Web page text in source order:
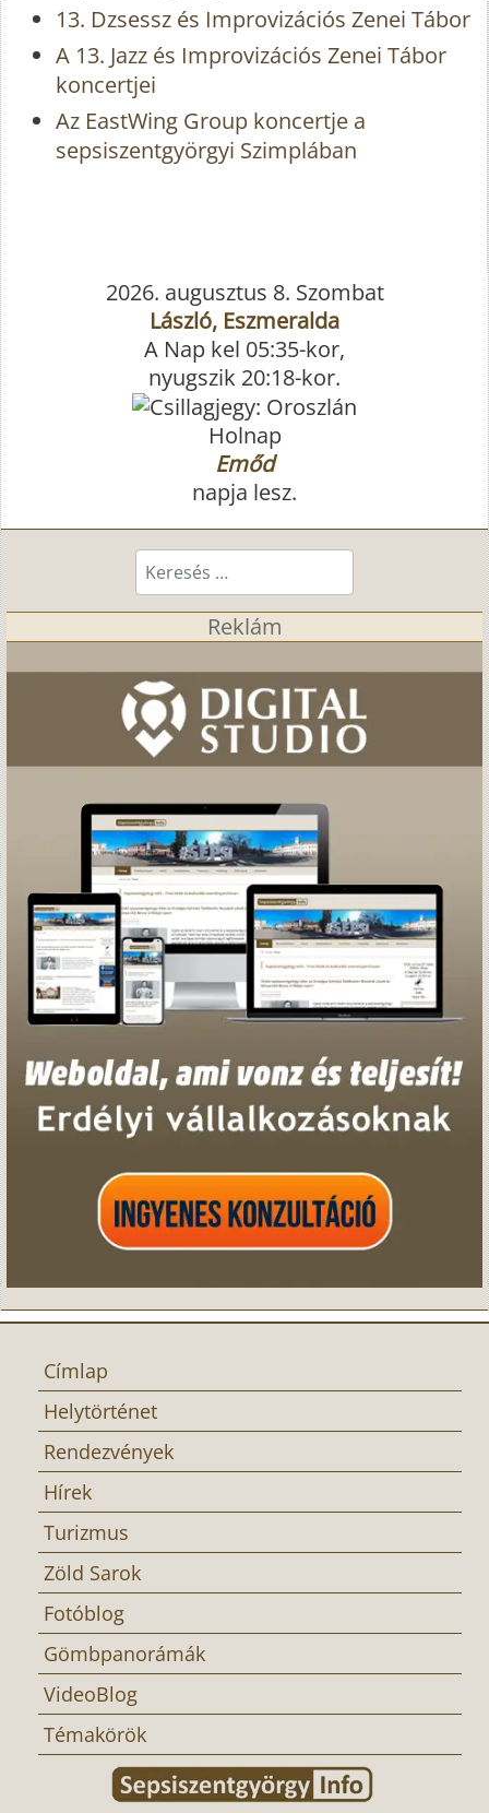
13. Dzsessz és Improvizációs Zenei Tábor
A 13. Jazz és Improvizációs Zenei Tábor
koncertjei
Az EastWing Group koncertje a
sepsiszentgyörgyi Szimplában
2026. augusztus 8. Szombat
László, Eszmeralda
A Nap kel 05:35-kor,
nyugszik 20:18-kor.
Holnap
Emőd
napja lesz.
Keresés...
Reklám
Címlap
Helytörténet
Rendezvények
Hírek
Turizmus
Zöld Sarok
Fotóblog
Gömbpanorámák
VideoBlog
Témakörök